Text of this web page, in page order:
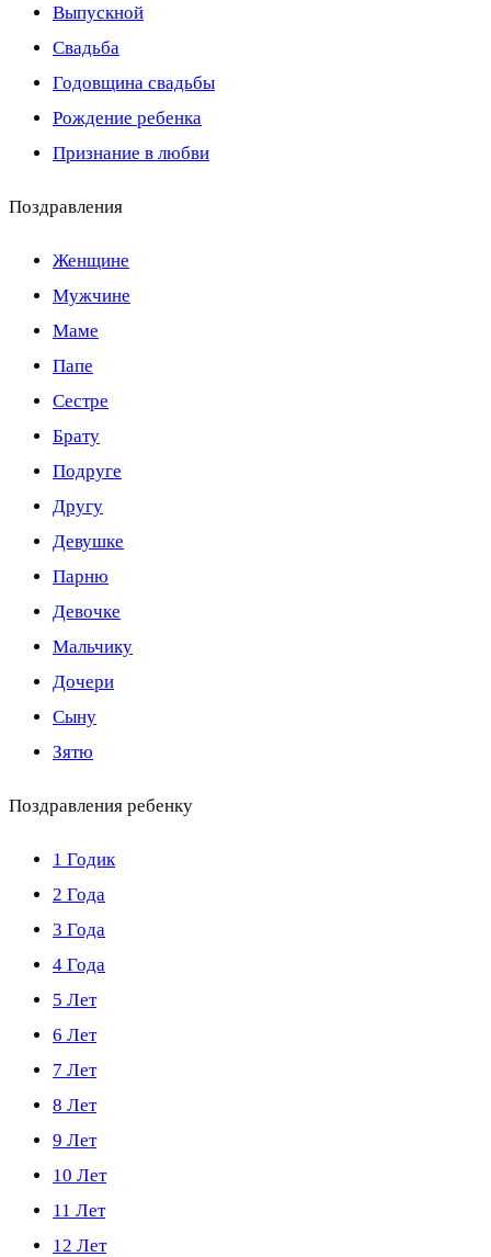
Выпускной
Свадьба
Годовщина свадьбы
Рождение ребенка
Признание в любви
Поздравления
Женщине
Мужчине
Маме
Папе
Сестре
Брату
Подруге
Другу
Девушке
Парню
Девочке
Мальчику
Дочери
Сыну
Зятю
Поздравления ребенку
1 Годик
2 Года
3 Года
4 Года
5 Лет
6 Лет
7 Лет
8 Лет
9 Лет
10 Лет
11 Лет
12 Лет